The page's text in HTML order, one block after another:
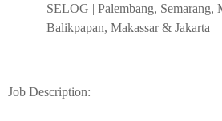
SELOG | Palembang, Semarang,
Balikpapan, Makassar & Jakarta
Job Description: